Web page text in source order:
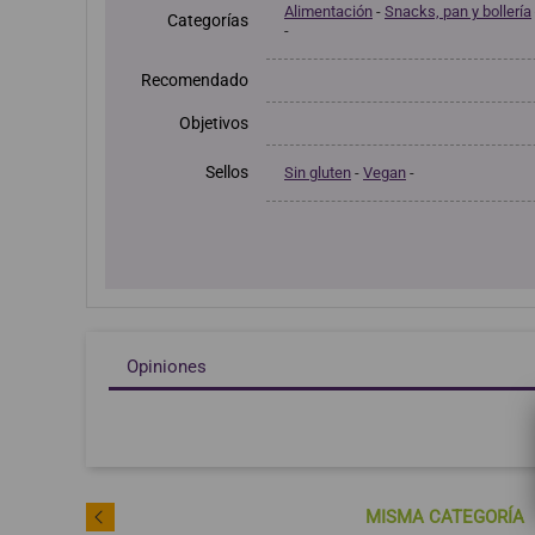
Categorías Alimentación - Snacks, pan y bollería
-
Recomendado
Objetivos
Sellos Sin gluten - Vegan -
Opiniones
MISMA CATEGORÍA